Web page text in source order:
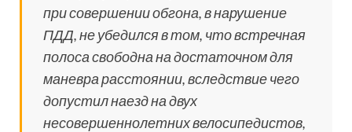
при совершении обгона, в нарушение
ПДД, не убедился в том, что встречная
полоса свободна на достаточном для
маневра расстоянии, вследствие чего
допустил наезд на двух
несовершеннолетних велосипедистов,